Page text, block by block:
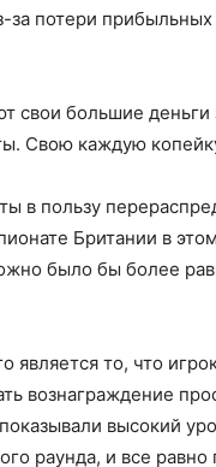
потери прибыльных
свои большие деньги
Свою каждую
в пользу
Британии в
было бы более
является то, что
вознаграждение
высокий
раунда, и все равно